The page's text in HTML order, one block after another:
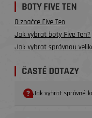
BOTY FIVE TEN
O značce Five Ten
Jak vybrat boty Five Ten?
Jak vybrat správnou
ČASTÉ DOTAZY
Jak vybrat správné